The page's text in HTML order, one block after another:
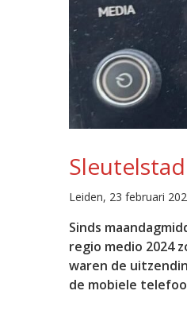
Leiden, 23 februari
Sinds
regio medio 2024
waren de
de mobiele